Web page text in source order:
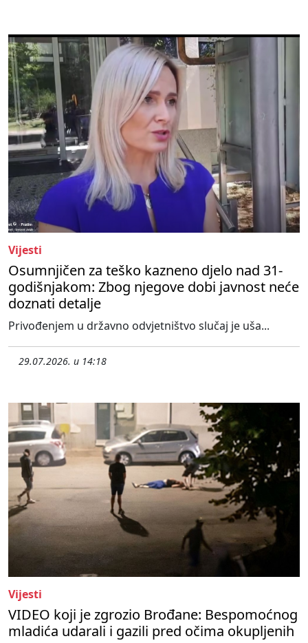
Vijesti
Osumnjičen za teško kazneno djelo nad 31-
godišnjakom: Zbog njegove dobi javnost neće
doznati detalje
Privođenjem u državno odvjetništvo slučaj je uša...
29.07.2026. u 14:18
Vijesti
VIDEO koji je zgrozio Brođane: Bespomoćnog
mladića udarali i gazili pred očima okupljenih